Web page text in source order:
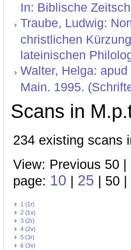
In: Biblische
Traube, Ludwig:
christlichen
lateinischen
Walter, Helga:
Main. 1995.
Scans in
234 existing scans
View: Previous 50 |
page: 10 25 | 50 |
1 (1r)
2 (1v)
3 (2r)
4 (2v)
5 (3r)
6 (3v)